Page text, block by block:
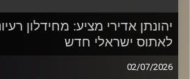
יהונתן אדירי מציע: מחידלון
לאתוס ישראלי חדש
02/07/2026